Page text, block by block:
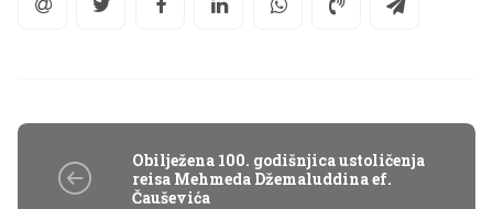
Obilježena 100. godišnjica ustoličenja
reisa Mehmeda Džemaluddina ef.
Čauševića